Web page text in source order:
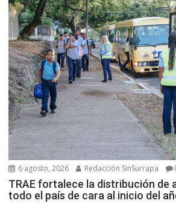
6 agosto, 2026 Redacción SinSurrapa
TRAE fortalece la distribución de
todo el país de cara al inicio del